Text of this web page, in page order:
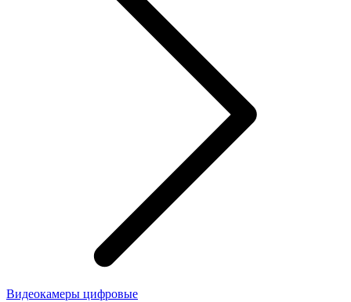
Видеокамеры цифровые